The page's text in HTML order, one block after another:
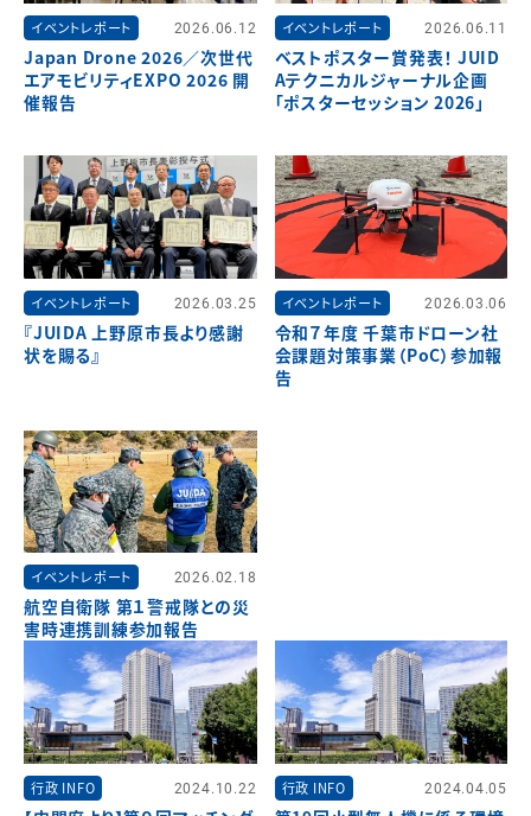
イベントレポート 2026.06.12
Japan Drone 2026／次世代
エアモビリティEXPO 2026 開
催報告
イベントレポート 2026.06.11
ベストポスター賞発表！ JUID
Aテクニカルジャーナル企画
「ポスターセッション 2026」
イベントレポート 2026.03.25
『JUIDA 上野原市長より感謝
状を賜る』
イベントレポート 2026.03.06
令和７年度 千葉市ドローン社
会課題対策事業（PoC）参加報
告
イベントレポート 2026.02.18
航空自衛隊 第１警戒隊との災
害時連携訓練参加報告
行政 INFO 2024.10.22 行政 INFO 2024.04.05